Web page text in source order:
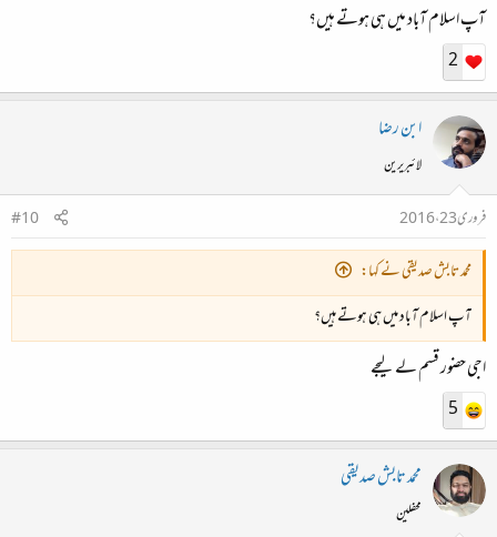
آپ اسلام آباد میں ہی ہوتے ہیں؟
2
ابن رضا
لائبریرین
فروری 23، 2016
#10
محمد تابش صدیقی نے کہا:
آپ اسلام آباد میں ہی ہوتے ہیں؟
اجی حضور قسم لے لیجے
5
محمد تابش صدیقی
محفلین